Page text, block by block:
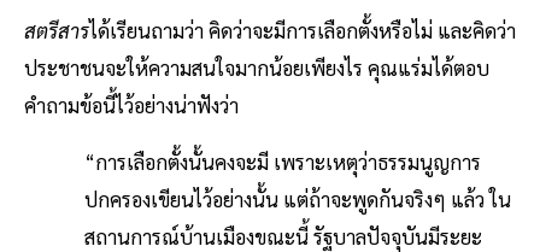
สตรีสารได้เรียนถามว่า คิดว่าจะมีการเลือกตั้งหรือไม่ และคิดว่า
ประชาชนจะให้ความสนใจมากน้อยเพียงไร คุณแร่มได้ตอบ
คำถามข้อนี้ไว้อย่างน่าฟังว่า
“การเลือกตั้งนั้นคงจะมี เพราะเหตุว่าธรรมนูญการ
ปกครองเขียนไว้อย่างนั้น แต่ถ้าจะพูดกันจริงๆ แล้ว ใน
สถานการณ์บ้านเมืองขณะนี้ รัฐบาลปัจจุบันมีระยะ